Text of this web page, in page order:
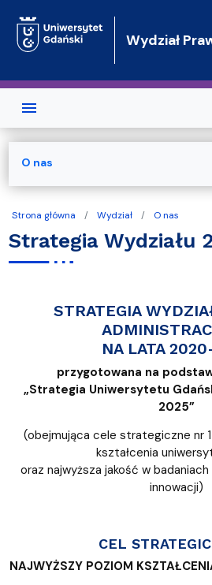
Wydział
Strona główna Wydział O nas
Strategia Wydziału
STRATEGIA
NA LATA
przygotowana na
„Strategia Uniwersytetu
2025”
(obejmująca cele strategiczne nr
kształcenia
oraz najwyższa jakość w
innowacji)
CEL
NAJWYŻSZY POZIOM
O nas